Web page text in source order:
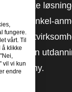
praktiske
Thuiswinkel-
vår egen
Academy.
fungere.
vårt. Til
å klikke
vil vi kun
endre